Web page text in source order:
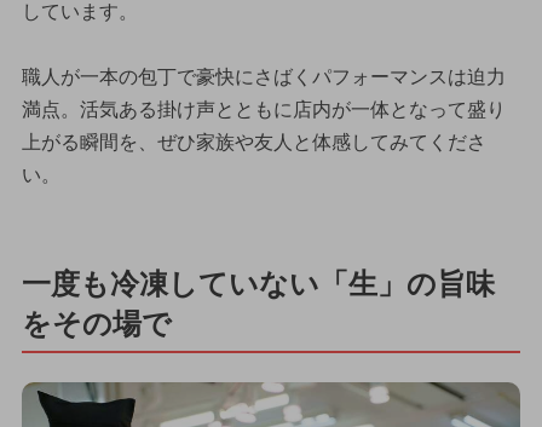
しています。
職人が一本の包丁で豪快にさばくパフォーマンスは迫力
満点。活気ある掛け声とともに店内が一体となって盛り
上がる瞬間を、ぜひ家族や友人と体感してみてくださ
い。
一度も冷凍していない「生」の旨味
をその場で